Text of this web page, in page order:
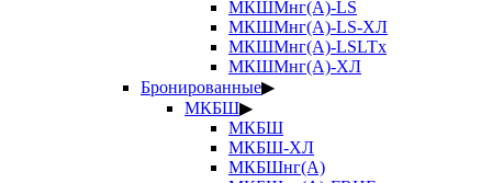
МКШМнг(А)-LS
МКШМнг(А)-LS-ХЛ
МКШМнг(А)-LSLTx
МКШМнг(А)-ХЛ
Бронированные▶
МКБШ▶
МКБШ
МКБШ-ХЛ
МКБШнг(А)